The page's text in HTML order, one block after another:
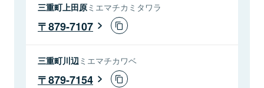
三重町上田原ミエマチカミタワラ
879-7107
三重町川辺 ミエマチカワベ
879-7154